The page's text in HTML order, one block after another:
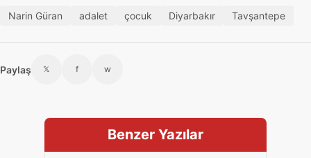
Narin Güran adalet çocuk Diyarbakır Tavşantepe
Paylaş 𝕏 f w
Benzer Yazılar